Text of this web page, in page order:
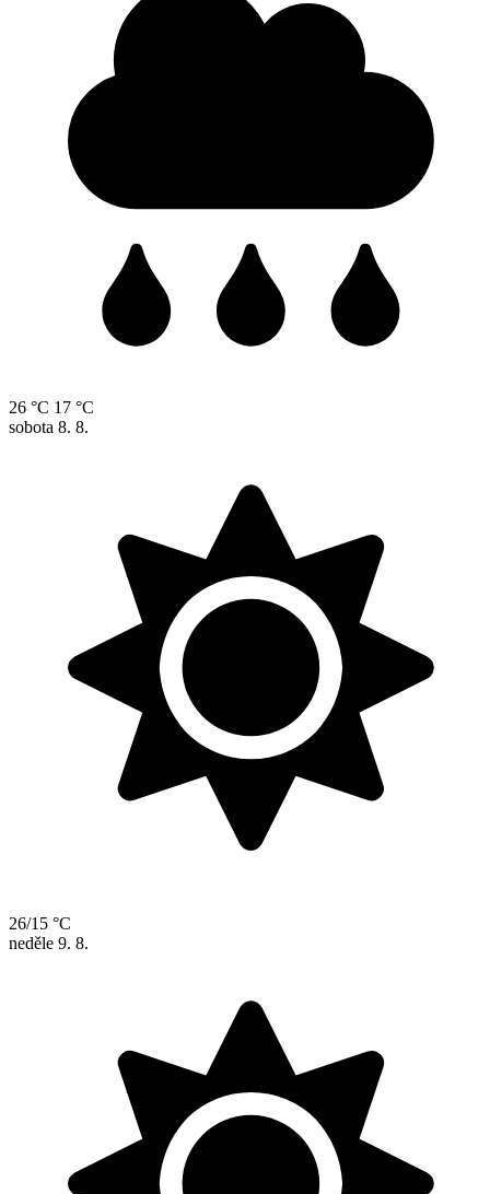
26 °C 17 °C
sobota 8. 8.
26/15 °C
neděle 9. 8.